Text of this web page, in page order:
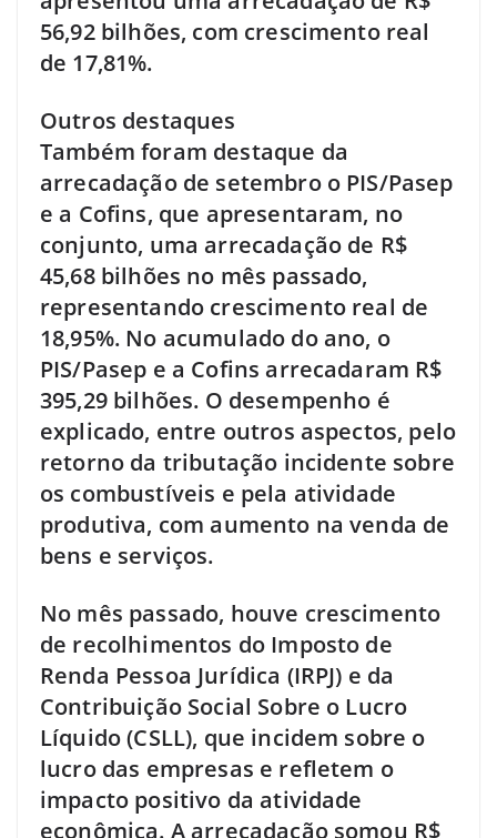
56,92 bilhões, com crescimento real
de 17,81%.
Outros destaques
Também foram destaque da
arrecadação de setembro o PIS/Pasep
e a Cofins, que apresentaram, no
conjunto, uma arrecadação de R$
45,68 bilhões no mês passado,
representando crescimento real de
18,95%. No acumulado do ano, o
PIS/Pasep e a Cofins arrecadaram R$
395,29 bilhões. O desempenho é
explicado, entre outros aspectos, pelo
retorno da tributação incidente sobre
os combustíveis e pela atividade
produtiva, com aumento na venda de
bens e serviços.
No mês passado, houve crescimento
de recolhimentos do Imposto de
Renda Pessoa Jurídica (IRPJ) e da
Contribuição Social Sobre o Lucro
Líquido (CSLL), que incidem sobre o
lucro das empresas e refletem o
impacto positivo da atividade
econômica. A arrecadação somou R$